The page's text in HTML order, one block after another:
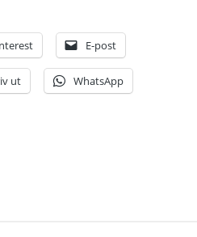
E-post
ut WhatsApp